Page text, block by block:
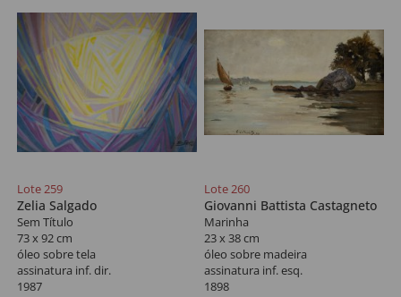
Lote 259
Zelia Salgado
Sem Título
73 x 92 cm
óleo sobre tela
assinatura inf. dir.
1987
Lote 260
Giovanni Battista Castagneto
Marinha
23 x 38 cm
óleo sobre madeira
assinatura inf. esq.
1898